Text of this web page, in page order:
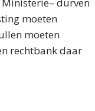
moeten
moeten
rechtbank daar